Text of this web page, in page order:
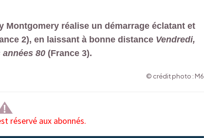
Montgomery réalise un démarrage éclatant et
2), en laissant à bonne distance Vendredi,
années 80 (France 3).
© crédit photo : M6
réservé aux abonnés.